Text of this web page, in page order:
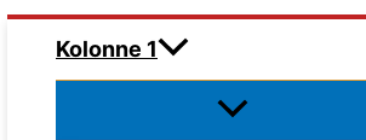
Kolonne 1